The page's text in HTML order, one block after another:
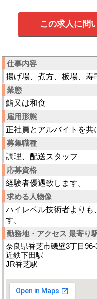
この求人に問
仕事内容
揚げ場、煮方、板場、寿
業態
鮨又は和食
雇用形態
正社員とアルバイトを共
募集職種
調理、配送スタッフ
応募資格
経験者優遇致します。
求める人物像
ハイレベル技術者よりも
す。
勤務地・アクセス 最寄り
奈良県香芝市磯壁3丁目96-
近鉄下田駅
JR香芝駅